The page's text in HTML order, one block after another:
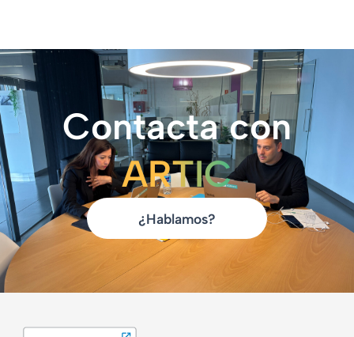
Contacta con
ARTIC
¿Hablamos?